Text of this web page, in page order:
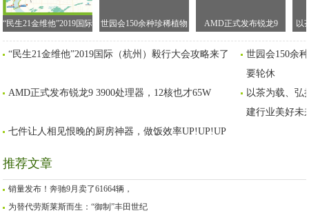
“民生21金维他”2019国际
（杭州）毅行大会攻略
来了
世园会150余种珍稀植物
落户北京植物园，八成
以上都要轮休
AMD正式发布锐龙9
3900处理器，12核也才
65W
以
京
音
“民生21金维他”2019国际（杭州）毅行大会攻略来了
世园会150余
要轮休
AMD正式发布锐龙9 3900处理器，12核也才65W
以茶为载、弘
建行业美好未
七件让人相见恨晚的厨房神器，做饭效率UP!UP!UP
推荐文章
销量发布！奔驰9月卖了61664辆，
为替代劳斯莱斯而生：“御制”丰田世纪